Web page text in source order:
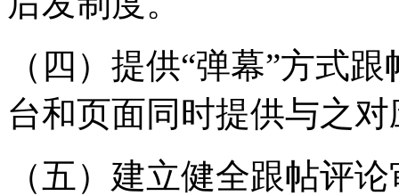
（四）提供“弹幕”方式
台和页面同时提供与之
（五）建立健全跟帖评